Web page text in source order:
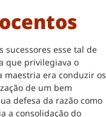
sucessores esse tal de
que privilegiava o
maestria era conduzir os
de um bem
defesa da razão como
a consolidação do